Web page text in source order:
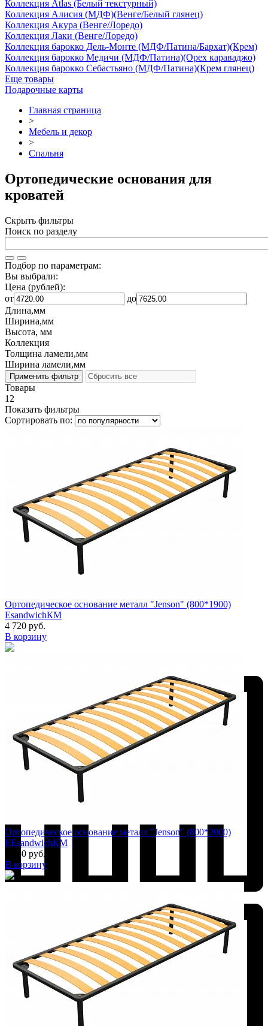
Коллекция Atlas (Белый текстурный)
Коллекция Алисия (МДФ)(Венге/Белый глянец)
Коллекция Акура (Венге/Лоредо)
Коллекция Лаки (Венге/Лоредо)
Коллекция барокко Дель-Монте (МДФ/Патина/Бархат)(Крем)
Коллекция барокко Медичи (МДФ/Патина)(Орех караваджо)
Коллекция барокко Себастьяно (МДФ/Патина)(Крем глянец)
Еще товары
Подарочные карты
Главная страница
>
Мебель и декор
>
Спальня
Ортопедические основания для
кроватей
Скрыть фильтры
Поиск по разделу
Подбор по параметрам:
Вы выбрали:
Цена (рублей):
от
до
Длина,мм
Ширина,мм
Высота, мм
Коллекция
Толщина ламели,мм
Ширина ламели,мм
Товары
12
Показать фильтры
Сортировать по:
Ортопедическое основание металл "Jenson" (800*1900)
EsandwichКМ
4 720 руб.
В корзину
Ортопедическое основание металл "Jenson" (800*2000)
EEsandwichКМ
4 850 руб.
В корзину